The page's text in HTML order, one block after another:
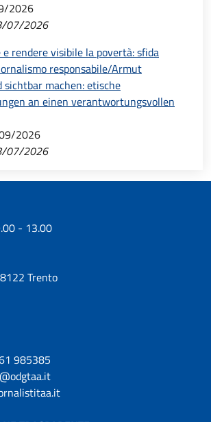
2026
07/2026
e rendere visibile la povertà: sfida
responsabile/Armut
machen: etische
an einen verantwortungsvollen
2026
07/2026
- 13.00
Trento
985385